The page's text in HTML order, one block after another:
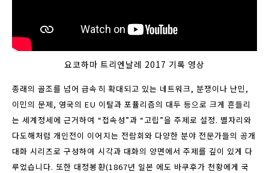
요코하마 트리엔날레 2017 기록 영상
종래의 골조를 넘어 급속히 확대되고 있는 네트워크, 분쟁이나 난민,
이민의 문제, 영국의 EU 이탈과 포퓰리즘의 대두 등으로 크게 흔들리
는 세계정세에 근거하여 “접속성”과 “고립”을 주제로 설정. 별자리와
다도해처럼 개인전이 이어지는 전람회와 다양한 분야 전문가들의 공개
대화 시리즈로 구성하여 시각과 대화의 양면에서 주제를 깊이 있게 다
루었습니다. 또한 대정봉환(1867년 일본 에도 바쿠후가 천황에게 국